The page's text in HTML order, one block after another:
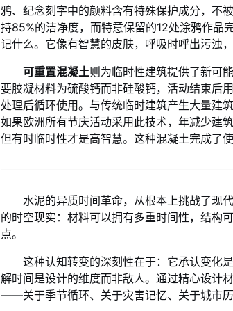
鸦、纪念刻字中的颜料含有特殊保护成分，不
持85%的洁净度，而特意保留的12处涂鸦作品
记什么。它像有智慧的皮肤，呼吸时呼出污浊
可重置混凝土则为临时性建筑提供了新可
要胶凝材料为硫酸钙而非硅酸钙，活动结束后
处理后循环使用。与传统临时建筑产生大量建
如果欧洲所有节庆活动采用此技术，年减少建
但有时临时性才是高智慧。这种混凝土完成了
水泥的异质时间革命，从根本上挑战了现
的时空现实：材料可以拥有多重时间性，结构
点。
这种认知转变的深刻性在于：它承认变化
解时间是设计的维度而非敌人。通过精心设计
——关于季节循环、关于灾害记忆、关于城市历